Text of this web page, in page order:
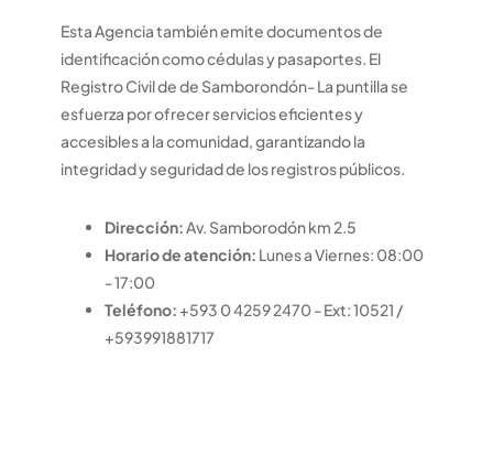
Esta Agencia también emite documentos de
identificación como cédulas y pasaportes. El
Registro Civil de de Samborondón- La puntilla se
esfuerza por ofrecer servicios eficientes y
accesibles a la comunidad, garantizando la
integridad y seguridad de los registros públicos.
Dirección:Av. Samborodón km 2.5
Horario de atención: Lunes a Viernes: 08:00
- 17:00
Teléfono: +593 0 4259 2470 - Ext: 10521 /
+593991881717